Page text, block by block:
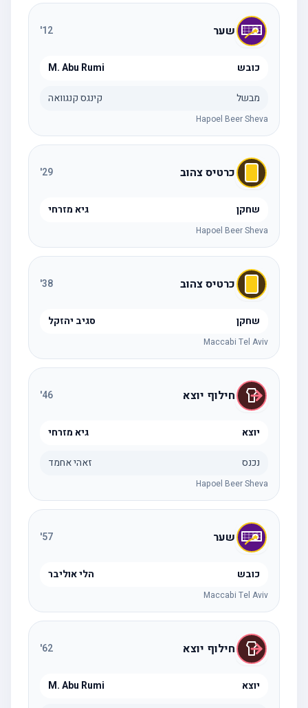
שער 12
'
כובש M. Abu Rumi
מבשל קינגס קנגוואה
Hapoel Beer Sheva
כרטיס צהוב 29
'
שחקן גיא מזרחי
Hapoel Beer Sheva
כרטיס צהוב 38
'
שחקן סגיב יהזקל
Maccabi Tel Aviv
חילוף יוצא 46
'
יוצא גיא מזרחי
נכנס זאהי אחמד
Hapoel Beer Sheva
שער 57
'
כובש הלי אוליבר
Maccabi Tel Aviv
חילוף יוצא 62
'
יוצא M. Abu Rumi